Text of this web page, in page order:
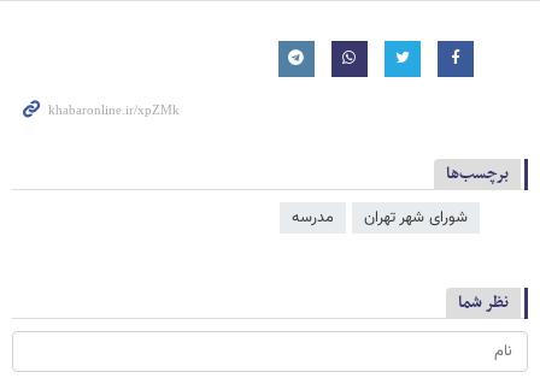
برچسب‌ها
شورای شهر تهران مدرسه
نظر شما